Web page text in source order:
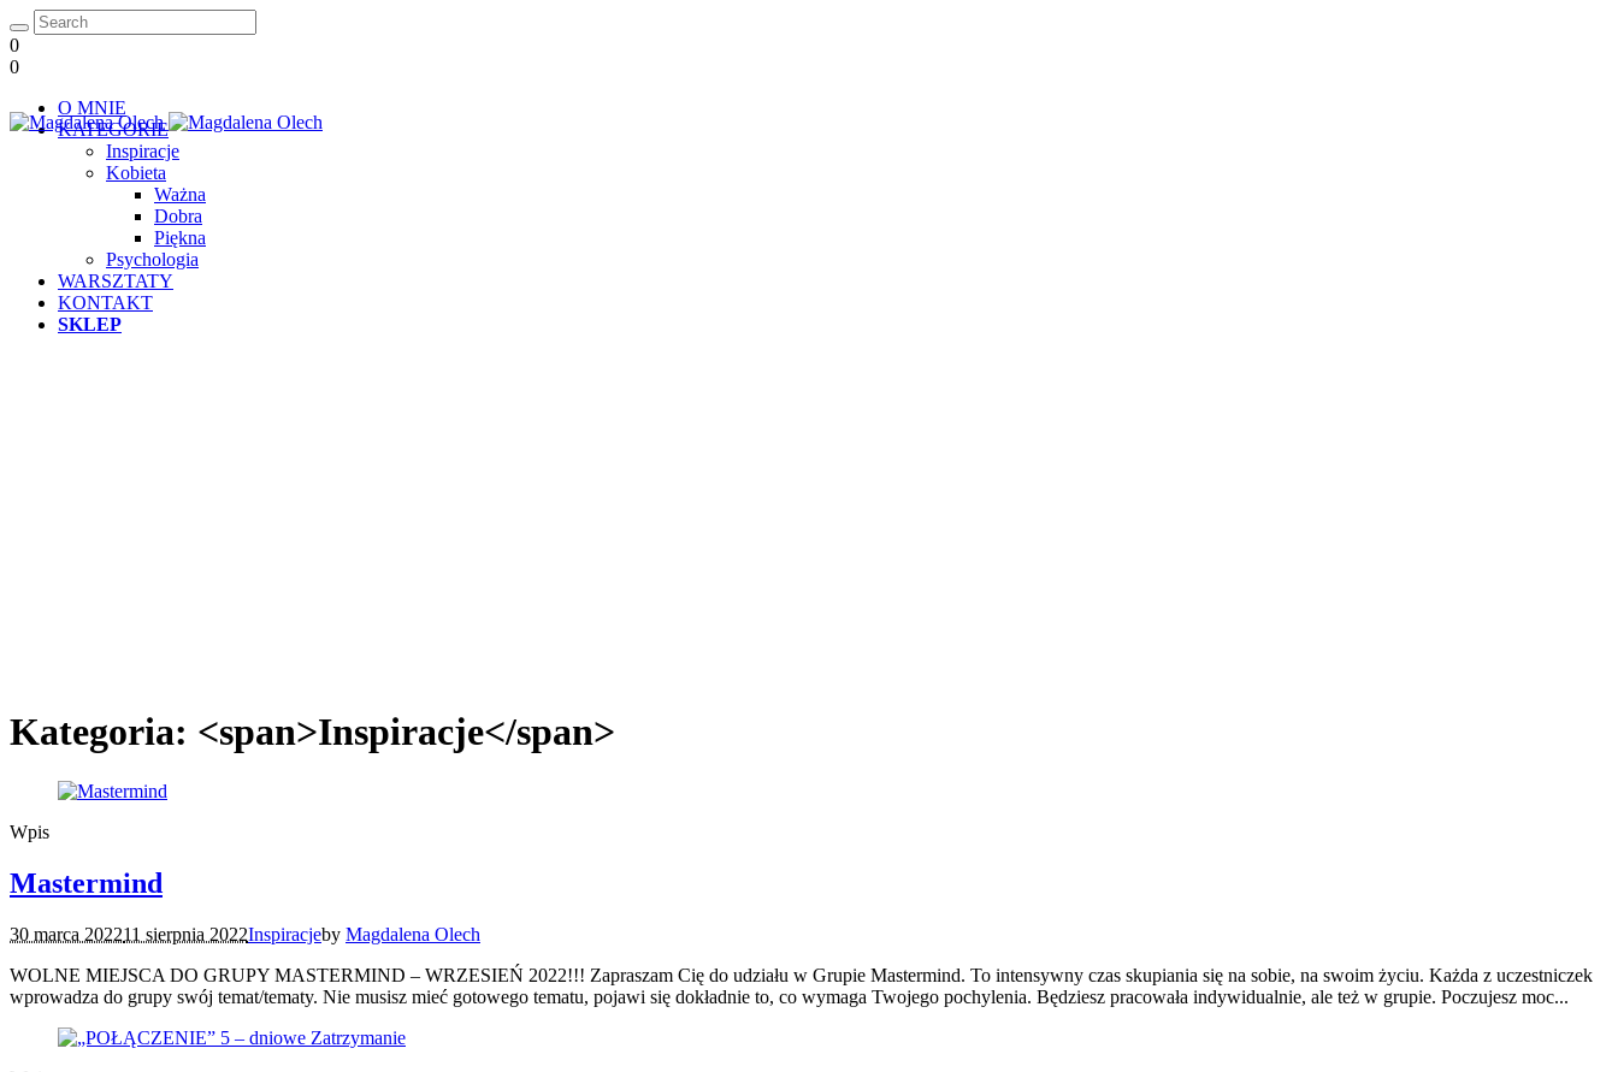
0
0
O MNIE
KATEGORIE
Inspiracje
Kobieta
Ważna
Dobra
Piękna
Psychologia
WARSZTATY
KONTAKT
SKLEP
Kategoria: <span>Inspiracje</span>
Wpis
Mastermind
30 marca 202211 sierpnia 2022Inspiracjeby Magdalena Olech
WOLNE MIEJSCA DO GRUPY MASTERMIND – WRZESIEŃ 2022!!! Zapraszam Cię do udziału w Grupie Mastermind. To intensywny czas skupiania się na sobie, na swoim życiu. Każda z uczestniczek
wprowadza do grupy swój temat/tematy. Nie musisz mieć gotowego tematu, pojawi się dokładnie to, co wymaga Twojego pochylenia. Będziesz pracowała indywidualnie, ale też w grupie. Poczujesz moc...